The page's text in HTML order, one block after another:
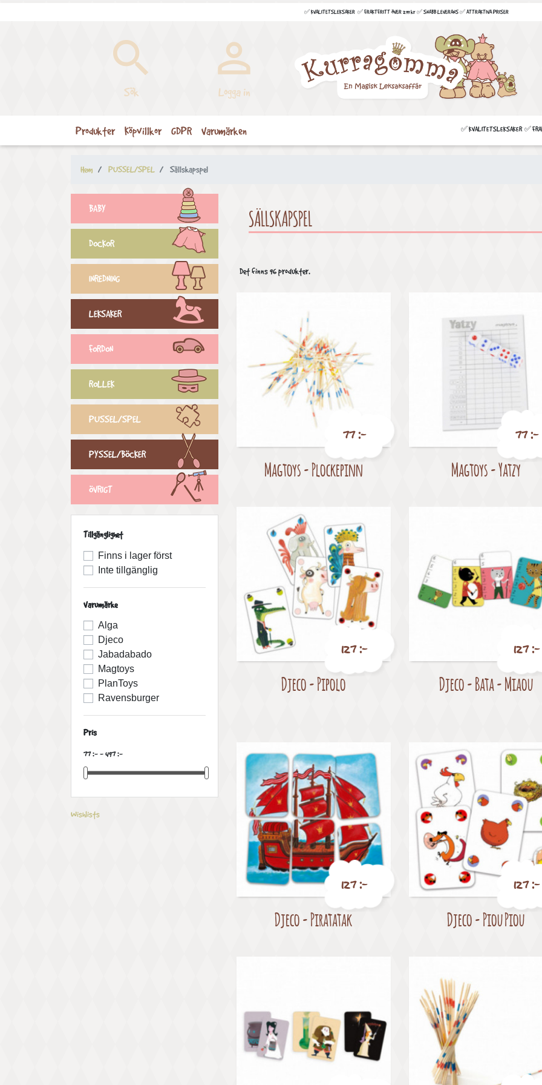
✅ KVALITETSLEKSAKER ✅ FRAKTFRITT ÖVER 299 kr ✅ SNABB LEVERANS ✅ ATTRAKTIVA PRISER

Sök

Logga in
Produkter Köpvillkor GDPR Varumärken ✅ KVALITETSLEKSAKER ✅
Hem PUSSEL/SPEL Sällskapspel
BABY
DOCKOR
INREDNING
LEKSAKER
FORDON
ROLLEK
PUSSEL/SPEL
PYSSEL/BÖCKER
ÖVRIGT
Tillgänglighet
Finns i lager först
Inte tillgänglig
Varumärke
Alga
Djeco
Jabadabado
Magtoys
PlanToys
Ravensburger
Pris
77 :- - 497 :-
Wishlists
SÄLLSKAPSPEL
Det finns 96 produkter.
Pris
77 :-
Magtoys - Plockepinn Pris
77 :-
Magtoys - Yatzy
Pris
127 :-
Djeco - Pipolo Pris
127 :-
Djeco - Bata - Miaou
Pris
127 :-
Djeco - Piratatak Pris
127 :-
Djeco - Piou Piou